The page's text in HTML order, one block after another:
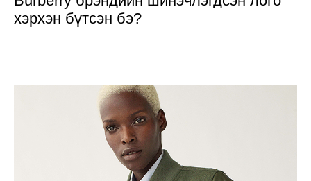
хэрхэн бүтсэн бэ?